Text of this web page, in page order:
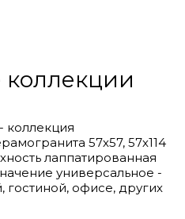
коллекция
57х57, 57х114
лаппатированная
универсальное -
гостиной, офисе, других